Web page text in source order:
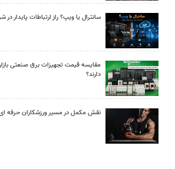
سانترال یا ویپ؟ راز ارتباطات پایدار
مقایسه قیمت تجهیزات برق صنعتی
دارند؟
نقش مکمل در مسیر ورزشکاران حرفه ای